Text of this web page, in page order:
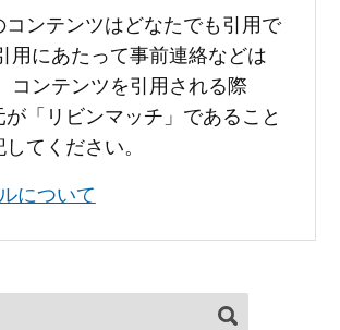
コンテンツはどなたでも引用で
用にあたって事前連絡などは
コンテンツを引用される際
「リビンマッチ」であること
てください。
について